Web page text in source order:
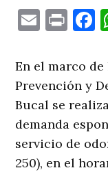
Email
En el marco de
Prevención y
Bucal se
demanda
servicio de
250), en el